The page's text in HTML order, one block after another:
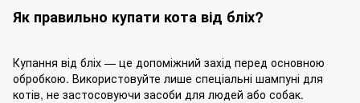
Як правильно купати кота від бліх?
Купання від бліх — це допоміжний захід перед основною
обробкою. Використовуйте лише спеціальні шампуні для
котів, не застосовуючи засоби для людей або собак.